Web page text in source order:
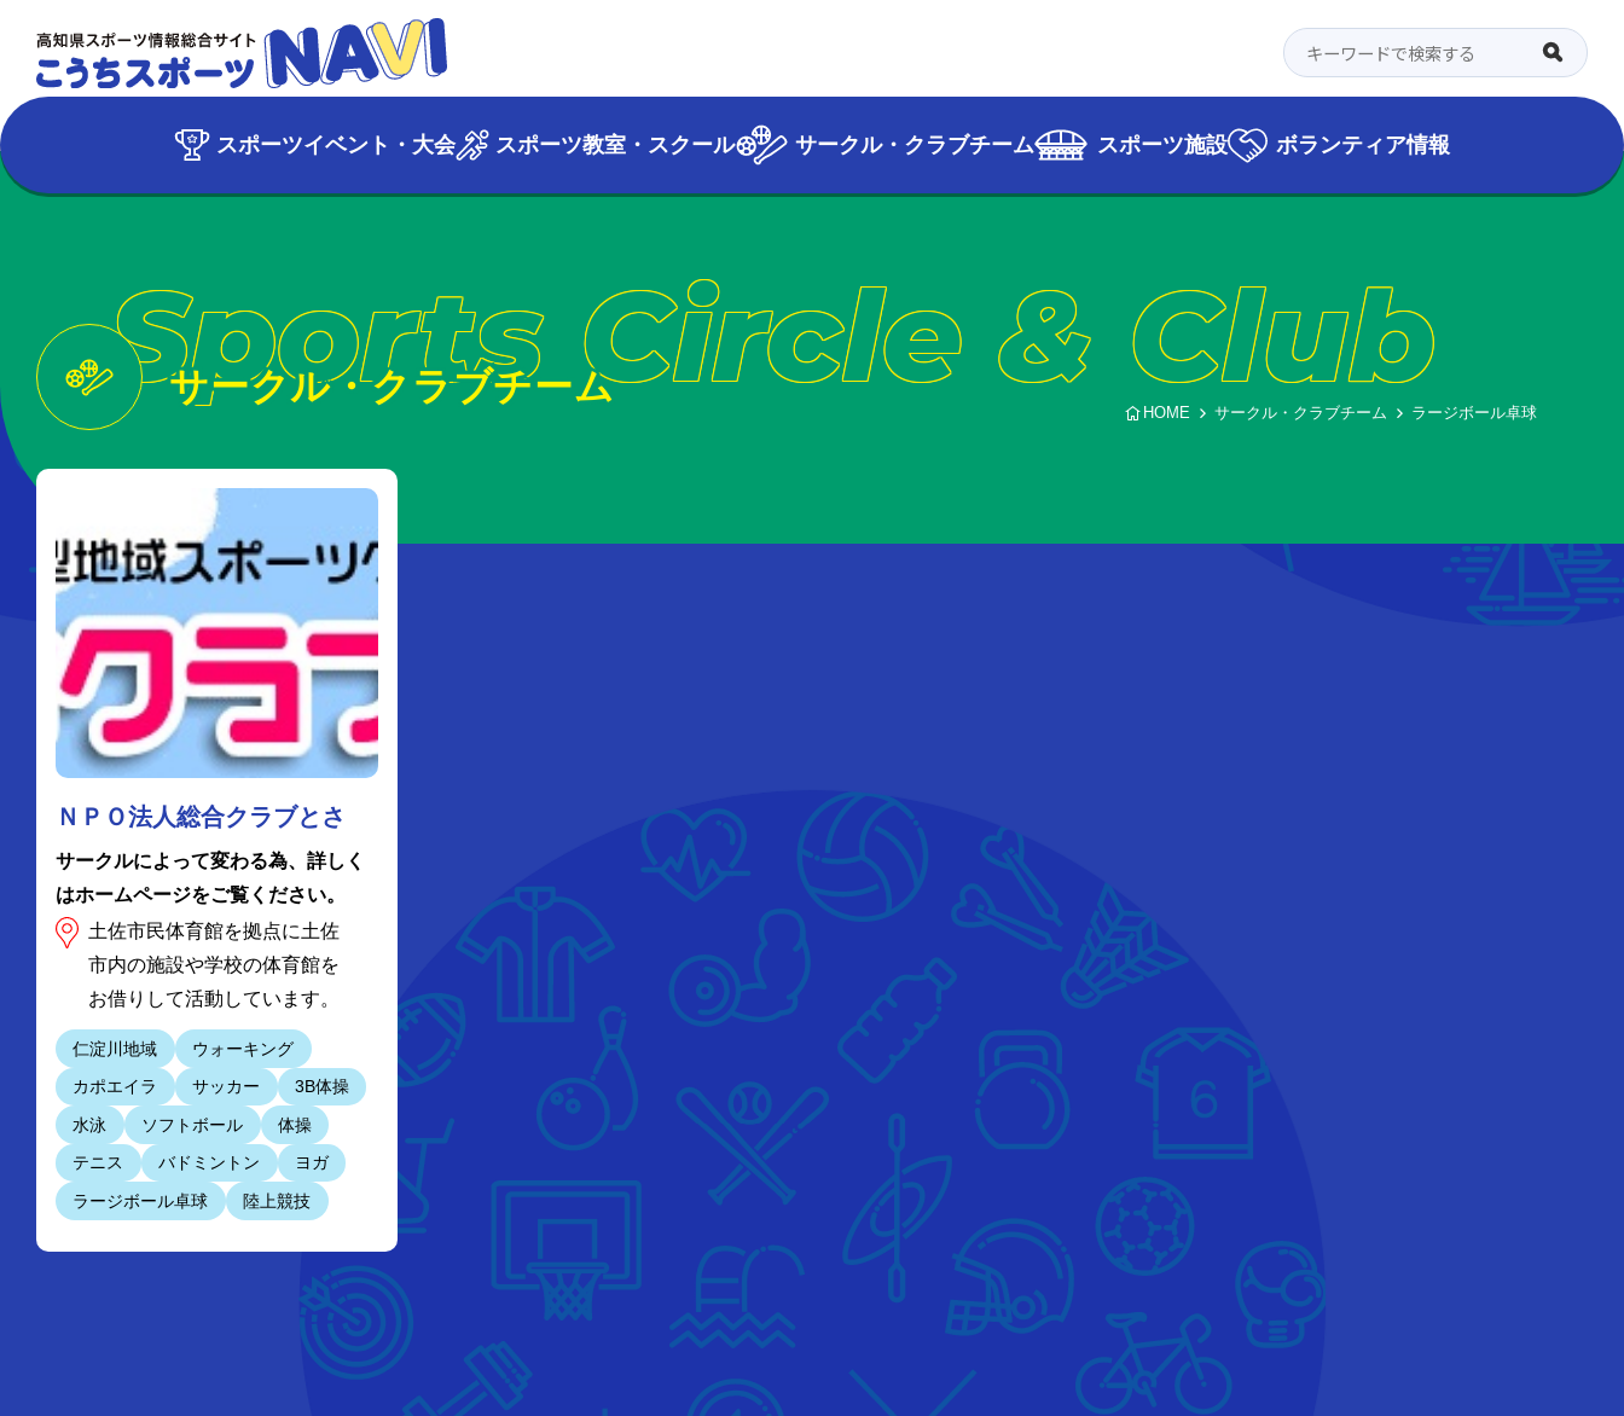
スポーツイベント・大会 スポーツ教室・スクール サークル・クラブチーム スポーツ施設 ボランティア情報
Sports Circle & Club
サークル・クラブチーム
HOME サークル・クラブチーム ラージボール卓球
ＮＰＯ法人総合クラブとさ
サークルによって変わる為、詳しく
はホームページをご覧ください。
土佐市民体育館を拠点に土佐
市内の施設や学校の体育館を
お借りして活動しています。
仁淀川地域
ウォーキング
カポエイラ
サッカー
3B体操
水泳
ソフトボール
体操
テニス
バドミントン
ヨガ
ラージボール卓球
陸上競技